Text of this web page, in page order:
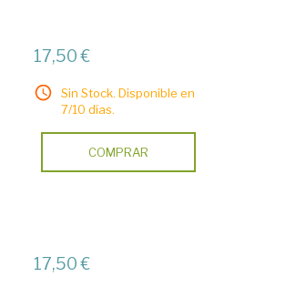
17,50 €
Sin Stock. Disponible en
7/10 días.
COMPRAR
17,50 €